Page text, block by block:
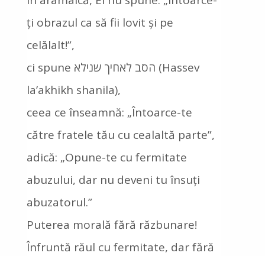
ți obrazul ca să fii lovit și pe
celălalt!”,
ci spune הסב לאחיך שנילא (Hassev
la’akhikh shanila),
ceea ce înseamnă: „Întoarce-te
către fratele tău cu cealaltă parte”,
adică: „Opune-te cu fermitate
abuzului, dar nu deveni tu însuți
abuzatorul.”
Puterea morală fără răzbunare!
Înfruntă răul cu fermitate, dar fără